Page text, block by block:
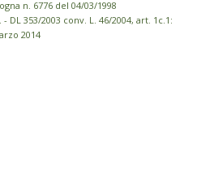
n. 6776 del 04/03/1998
DL 353/2003 conv. L. 46/2004, art. 1c.1:
2014